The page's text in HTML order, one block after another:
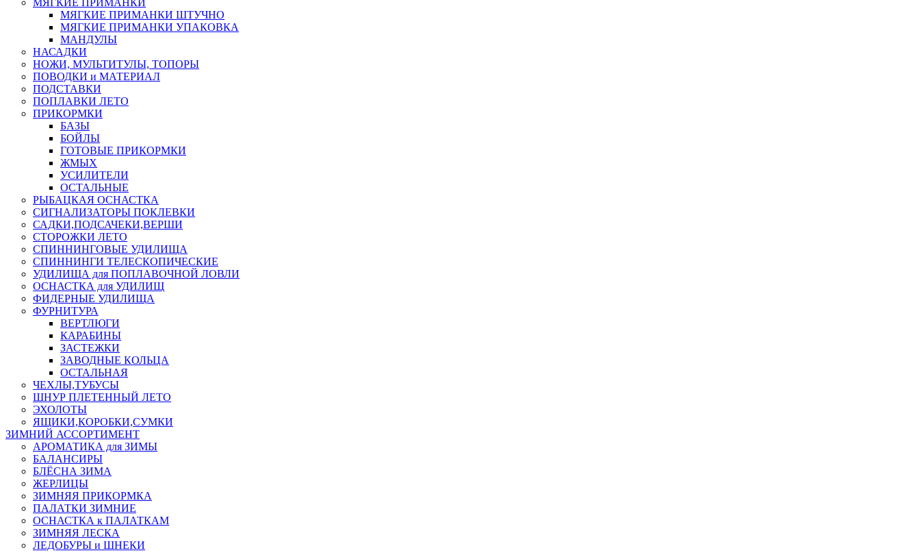
МЯГКИЕ ПРИМАНКИ
МЯГКИЕ ПРИМАНКИ ШТУЧНО
МЯГКИЕ ПРИМАНКИ УПАКОВКА
МАНДУЛЫ
НАСАДКИ
НОЖИ, МУЛЬТИТУЛЫ, ТОПОРЫ
ПОВОДКИ и МАТЕРИАЛ
ПОДСТАВКИ
ПОПЛАВКИ ЛЕТО
ПРИКОРМКИ
БАЗЫ
БОЙЛЫ
ГОТОВЫЕ ПРИКОРМКИ
ЖМЫХ
УСИЛИТЕЛИ
ОСТАЛЬНЫЕ
РЫБАЦКАЯ ОСНАСТКА
СИГНАЛИЗАТОРЫ ПОКЛЕВКИ
САДКИ,ПОДСАЧЕКИ,ВЕРШИ
СТОРОЖКИ ЛЕТО
СПИННИНГОВЫЕ УДИЛИЩА
СПИННИНГИ ТЕЛЕСКОПИЧЕСКИЕ
УДИЛИЩА для ПОПЛАВОЧНОЙ ЛОВЛИ
ОСНАСТКА для УДИЛИЩ
ФИДЕРНЫЕ УДИЛИЩА
ФУРНИТУРА
ВЕРТЛЮГИ
КАРАБИНЫ
ЗАСТЕЖКИ
ЗАВОДНЫЕ КОЛЬЦА
ОСТАЛЬНАЯ
ЧЕХЛЫ,ТУБУСЫ
ШНУР ПЛЕТЕННЫЙ ЛЕТО
ЭХОЛОТЫ
ЯЩИКИ,КОРОБКИ,СУМКИ
ЗИМНИЙ АССОРТИМЕНТ
АРОМАТИКА для ЗИМЫ
БАЛАНСИРЫ
БЛЁСНА ЗИМА
ЖЕРЛИЦЫ
ЗИМНЯЯ ПРИКОРМКА
ПАЛАТКИ ЗИМНИЕ
ОСНАСТКА к ПАЛАТКАМ
ЗИМНЯЯ ЛЕСКА
ЛЕДОБУРЫ и ШНЕКИ